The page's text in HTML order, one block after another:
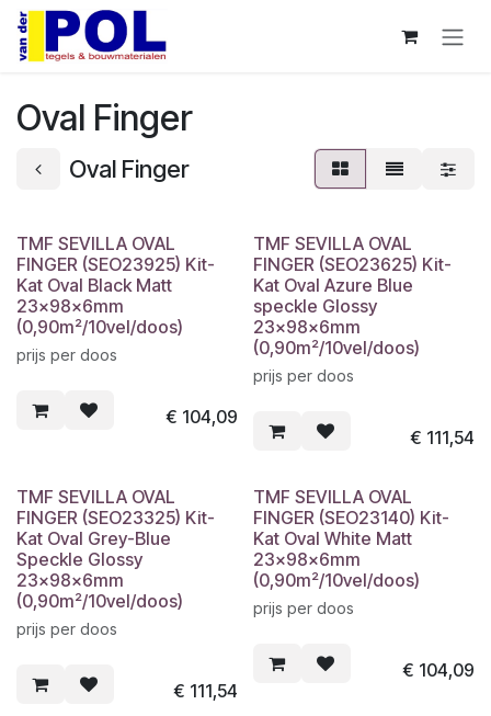
Overslaan naar inhoud
Oval Finger
Oval Finger
TMF SEVILLA OVAL
FINGER (SEO23925) Kit-
Kat Oval Black Matt
23x98x6mm
(0,90m²/10vel/doos)
prijs per doos
€ 104,09
TMF SEVILLA OVAL
FINGER (SEO23625) Kit-
Kat Oval Azure Blue
speckle Glossy
23x98x6mm
(0,90m²/10vel/doos)
prijs per doos
€ 111,54
TMF SEVILLA OVAL
FINGER (SEO23325) Kit-
Kat Oval Grey-Blue
Speckle Glossy
23x98x6mm
(0,90m²/10vel/doos)
prijs per doos
€ 111,54
TMF SEVILLA OVAL
FINGER (SEO23140) Kit-
Kat Oval White Matt
23x98x6mm
(0,90m²/10vel/doos)
prijs per doos
€ 104,09